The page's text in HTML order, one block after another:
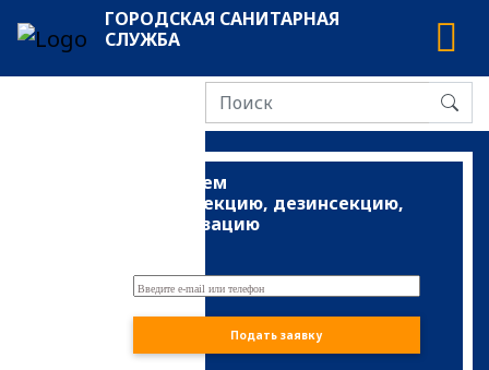
ГОРОДСКАЯ САНИТАРНАЯ
СЛУЖБА
Проведем
дезинфекцию, дезинсекцию,
дератизацию
Подать заявку